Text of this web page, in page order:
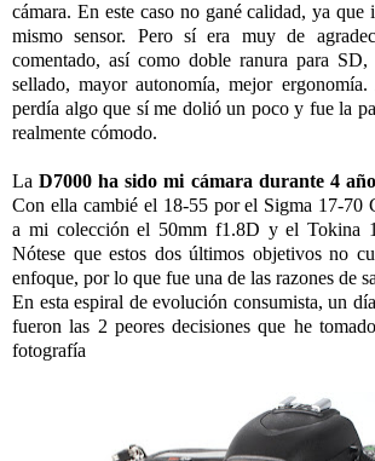
cámara. En este caso no gané calidad, ya que
mismo sensor. Pero sí era muy de
comentado, así como doble ranura para
sellado, mayor autonomía, mejor
perdía algo que sí me dolió un poco y fue la
realmente cómodo.
LaD7000 ha sido mi cámara durante 4
Con ella cambié el 18-55 por el Sigma 17-70
a mi colección el 50mm f1.8D y el Tokina
Nótese que estos dos últimos objetivos no
enfoque, por lo que fue una de las razones de
En esta espiral de evolución consumista, un
fueron las 2 peores decisiones que he
fotografía